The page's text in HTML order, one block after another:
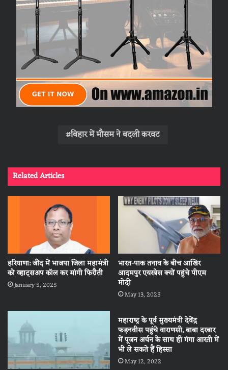
बिहार में मौसम ने बदली करवट
Related Articles
हरियाणा: जींद में भाजपा जिला महामंत्री
को व्हाट्सअप कॉल कर मांगी फिरौती
January 5, 2025
भारत-पाक तनाव के बीच आखिर
आदमपुर एयरबेस क्यों पहुंचे पीएम
मोदी
May 13, 2025
महाराष्‍ट्र के पूर्व मुख्‍यमंत्री देवेंद्र
फड़नवीस पहुंचे वाराणसी, बाबा दरबार
में पूजन अर्चन के साथ ही गंगा आरती में
भी ले सकते हैं हिस्‍सा
May 12, 2022